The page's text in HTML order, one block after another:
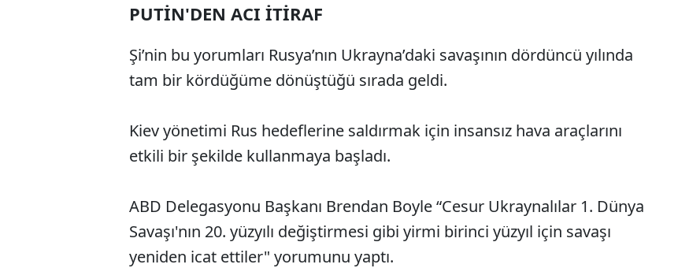
PUTİN'DEN ACI İTİRAF
Şi’nin bu yorumları Rusya’nın Ukrayna’daki savaşının dördüncü yılında
tam bir kördüğüme dönüştüğü sırada geldi.
Kiev yönetimi Rus hedeflerine saldırmak için insansız hava araçlarını
etkili bir şekilde kullanmaya başladı.
ABD Delegasyonu Başkanı Brendan Boyle “Cesur Ukraynalılar 1. Dünya
Savaşı'nın 20. yüzyılı değiştirmesi gibi yirmi birinci yüzyıl için savaşı
yeniden icat ettiler" yorumunu yaptı.